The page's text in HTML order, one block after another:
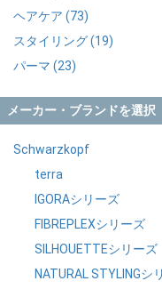
アルカリカラー (7)
シュワルツコフ (7)
ヘアマニキュア・塩基
シュワルツコフ (1)
オキシ (4)
シュワルツコフ (3)
カラーシャンプー・ト
シュワルツコフ (2)
ブリーチ剤 (3)
シュワルツコフ (6)
ヘアケア (73)
シャンプー (19)
トリートメント・マス
サロントリートメント
育毛剤・トニック (1)
スタイリング (19)
スプレー (3)
ワックス (6)
ムース・フォーム (7)
その他 (1)
パーマ (23)
シス系 (2)
チオグリコール酸
パーマ2剤 (3)
過酸化水素水 (3)
ストレート1剤 (6)
処理剤 (6)
前処理剤 (5)
後処理剤 (1)
中間酸リンス (1)
メーカー・ブランドを選択
Schwarzkopf
terra
IGORAシリーズ
FIBREPLEXシリーズ
SILHOUETTEシリーズ
NATURAL STYLINGシ